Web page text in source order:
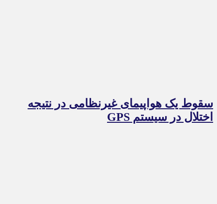
سقوط یک هواپیمای غیرنظامی در نتیجه
اختلال در سیستم‌ GPS